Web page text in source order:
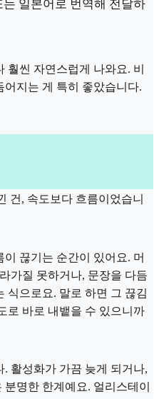
일본어로 번역해 전달하
훨씬 자연스럽게 나와요. 비
어지는 게 특히 좋았습니다.
건, 속도보다 흐름이었습니
끊기는 순간이 있어요. 머
가질 못하거나, 문장을 다듬
식으로요. 말로 하면 그 끊김
로 바로 내뱉을 수 있으니까
활성화가 가끔 늦게 되거나,
명한 한계예요. 얼리스테이